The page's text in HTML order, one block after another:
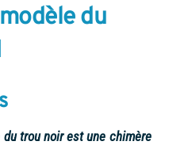
du
trou noir est une chimère